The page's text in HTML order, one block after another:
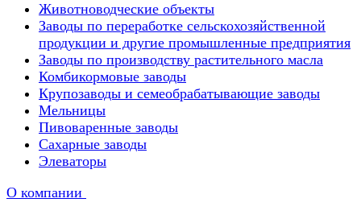
Животноводческие объекты
Заводы по переработке сельскохозяйственной
продукции и другие промышленные предприятия
Заводы по производству растительного масла
Комбикормовые заводы
Крупозаводы и семеобрабатывающие заводы
Мельницы
Пивоваренные заводы
Сахарные заводы
Элеваторы
О компании